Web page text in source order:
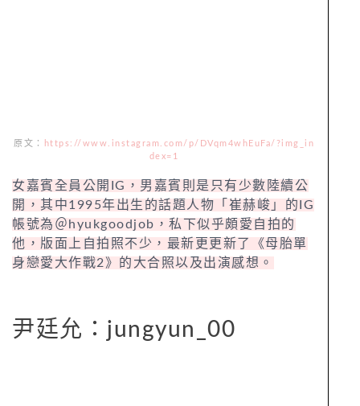
原文：
https://www.instagram.com/p/DVqm4whEuFa/?img_in
dex=1
女嘉賓全員公開IG，男嘉賓則是只有少數陸續公
開，其中1995年出生的話題人物「崔赫峻」的IG
帳號為＠hyukgoodjob，私下似乎頗愛自拍的
他，版面上自拍照不少，最新更更新了《母胎單
身戀愛大作戰2》的大合照以及出演感想。
尹廷允：jungyun_00